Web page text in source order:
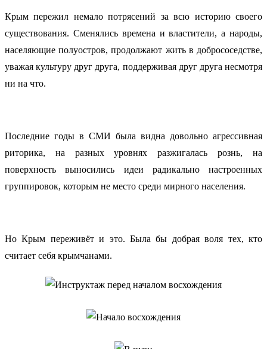
Крым пережил немало потрясений за всю историю своего
существования. Сменялись времена и властители, а народы,
населяющие полуостров, продолжают жить в добрососедстве,
уважая культуру друг друга, поддерживая друг друга несмотря
ни на что.
Последние годы в СМИ была видна довольно агрессивная
риторика, на разных уровнях разжигалась рознь, на
поверхность выносились идеи радикально настроенных
группировок, которым не место среди мирного населения.
Но Крым переживёт и это. Была бы добрая воля тех, кто
считает себя крымчанами.